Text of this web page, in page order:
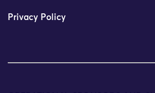
Privacy Policy